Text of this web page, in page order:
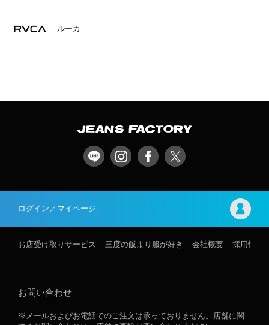
ルーカ
ログイン／マイページ
お店受け取りサービス 三度の飯より服が好き 会社概要 採用情報
お問い合わせ
※メールおよびお電話でのご注文は承っておりません。店舗に関